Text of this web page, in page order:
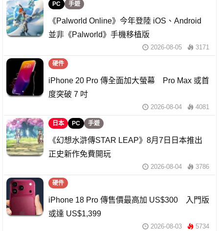
PC 手遊
《Palworld Online》今年登陸 iOS、Android
並非《Palworld》手機移植版
2026-08-05 3171
硬件
iPhone 20 Pro 傳全面加大螢幕 Pro Max 或首
度突破 7 吋
2026-08-04 4081
日本 PC 手遊
《幻想水滸傳STAR LEAP》8月7日日本推出
正史新作免費開玩
2026-08-04 3786
硬件
iPhone 18 Pro 傳售價最高加 US$300 入門版
或達 US$1,399
2026-08-03 5734